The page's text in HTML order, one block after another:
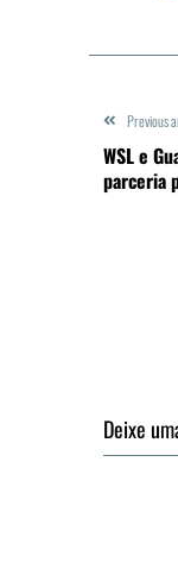
Previous
WSL e
parceria
Deixe